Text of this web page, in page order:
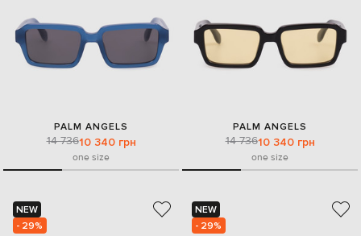
PALM ANGELS
14 73610 340 грн
one size
PALM ANGELS
14 73610 340 грн
one size
NEW
- 29%
NEW
- 29%